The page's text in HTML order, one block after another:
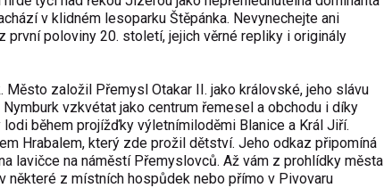
v klidném lesoparku Štěpánka. Nevynechejte ani
poloviny 20. století, jejich věrné repliky i originály
Město založil Přemysl Otakar II. jako královské, jeho slávu
vzkvétat jako centrum řemesel a obchodu i díky
během projížďky výletnímiloděmi Blanice a Král Jiří.
Hrabalem, který zde prožil dětství. Jeho odkaz připomíná
lavičce na náměstí Přemyslovců. Až vám z prohlídky města
z místních hospůdek nebo přímo v Pivovaru